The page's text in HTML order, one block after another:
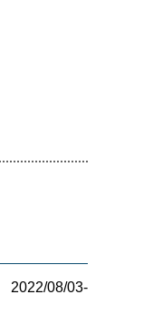
2022/08/03-